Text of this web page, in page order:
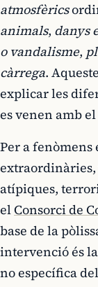
atmosfèrics
animals, danys
o vandalisme,
càrrega.
explicar les
es venen amb
Per a
atípiques,
elConsorci de
base de la
intervenció és
no específica